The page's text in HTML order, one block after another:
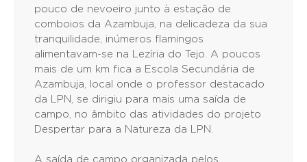
pouco de nevoeiro junto à estação de
comboios da Azambuja, na delicadeza da sua
tranquilidade, inúmeros flamingos
alimentavam-se na Lezíria do Tejo. A poucos
mais de um km fica a Escola Secundária de
Azambuja, local onde o professor destacado
da LPN, se dirigiu para mais uma saída de
campo, no âmbito das atividades do projeto
Despertar para a Natureza da LPN.
A saída de campo organizada pelos